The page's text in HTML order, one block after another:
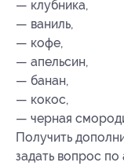
— клубника,
— ваниль,
— кофе,
— апельсин,
— банан,
— кокос,
— черная
Получить
задать вопрос